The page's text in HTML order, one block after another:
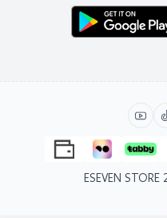
ESEVEN STORE